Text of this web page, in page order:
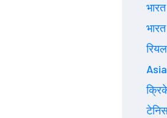
भारत